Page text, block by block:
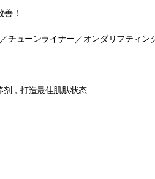
！
チューンライナー／オンダリフティ
，打造最佳肌肤状态